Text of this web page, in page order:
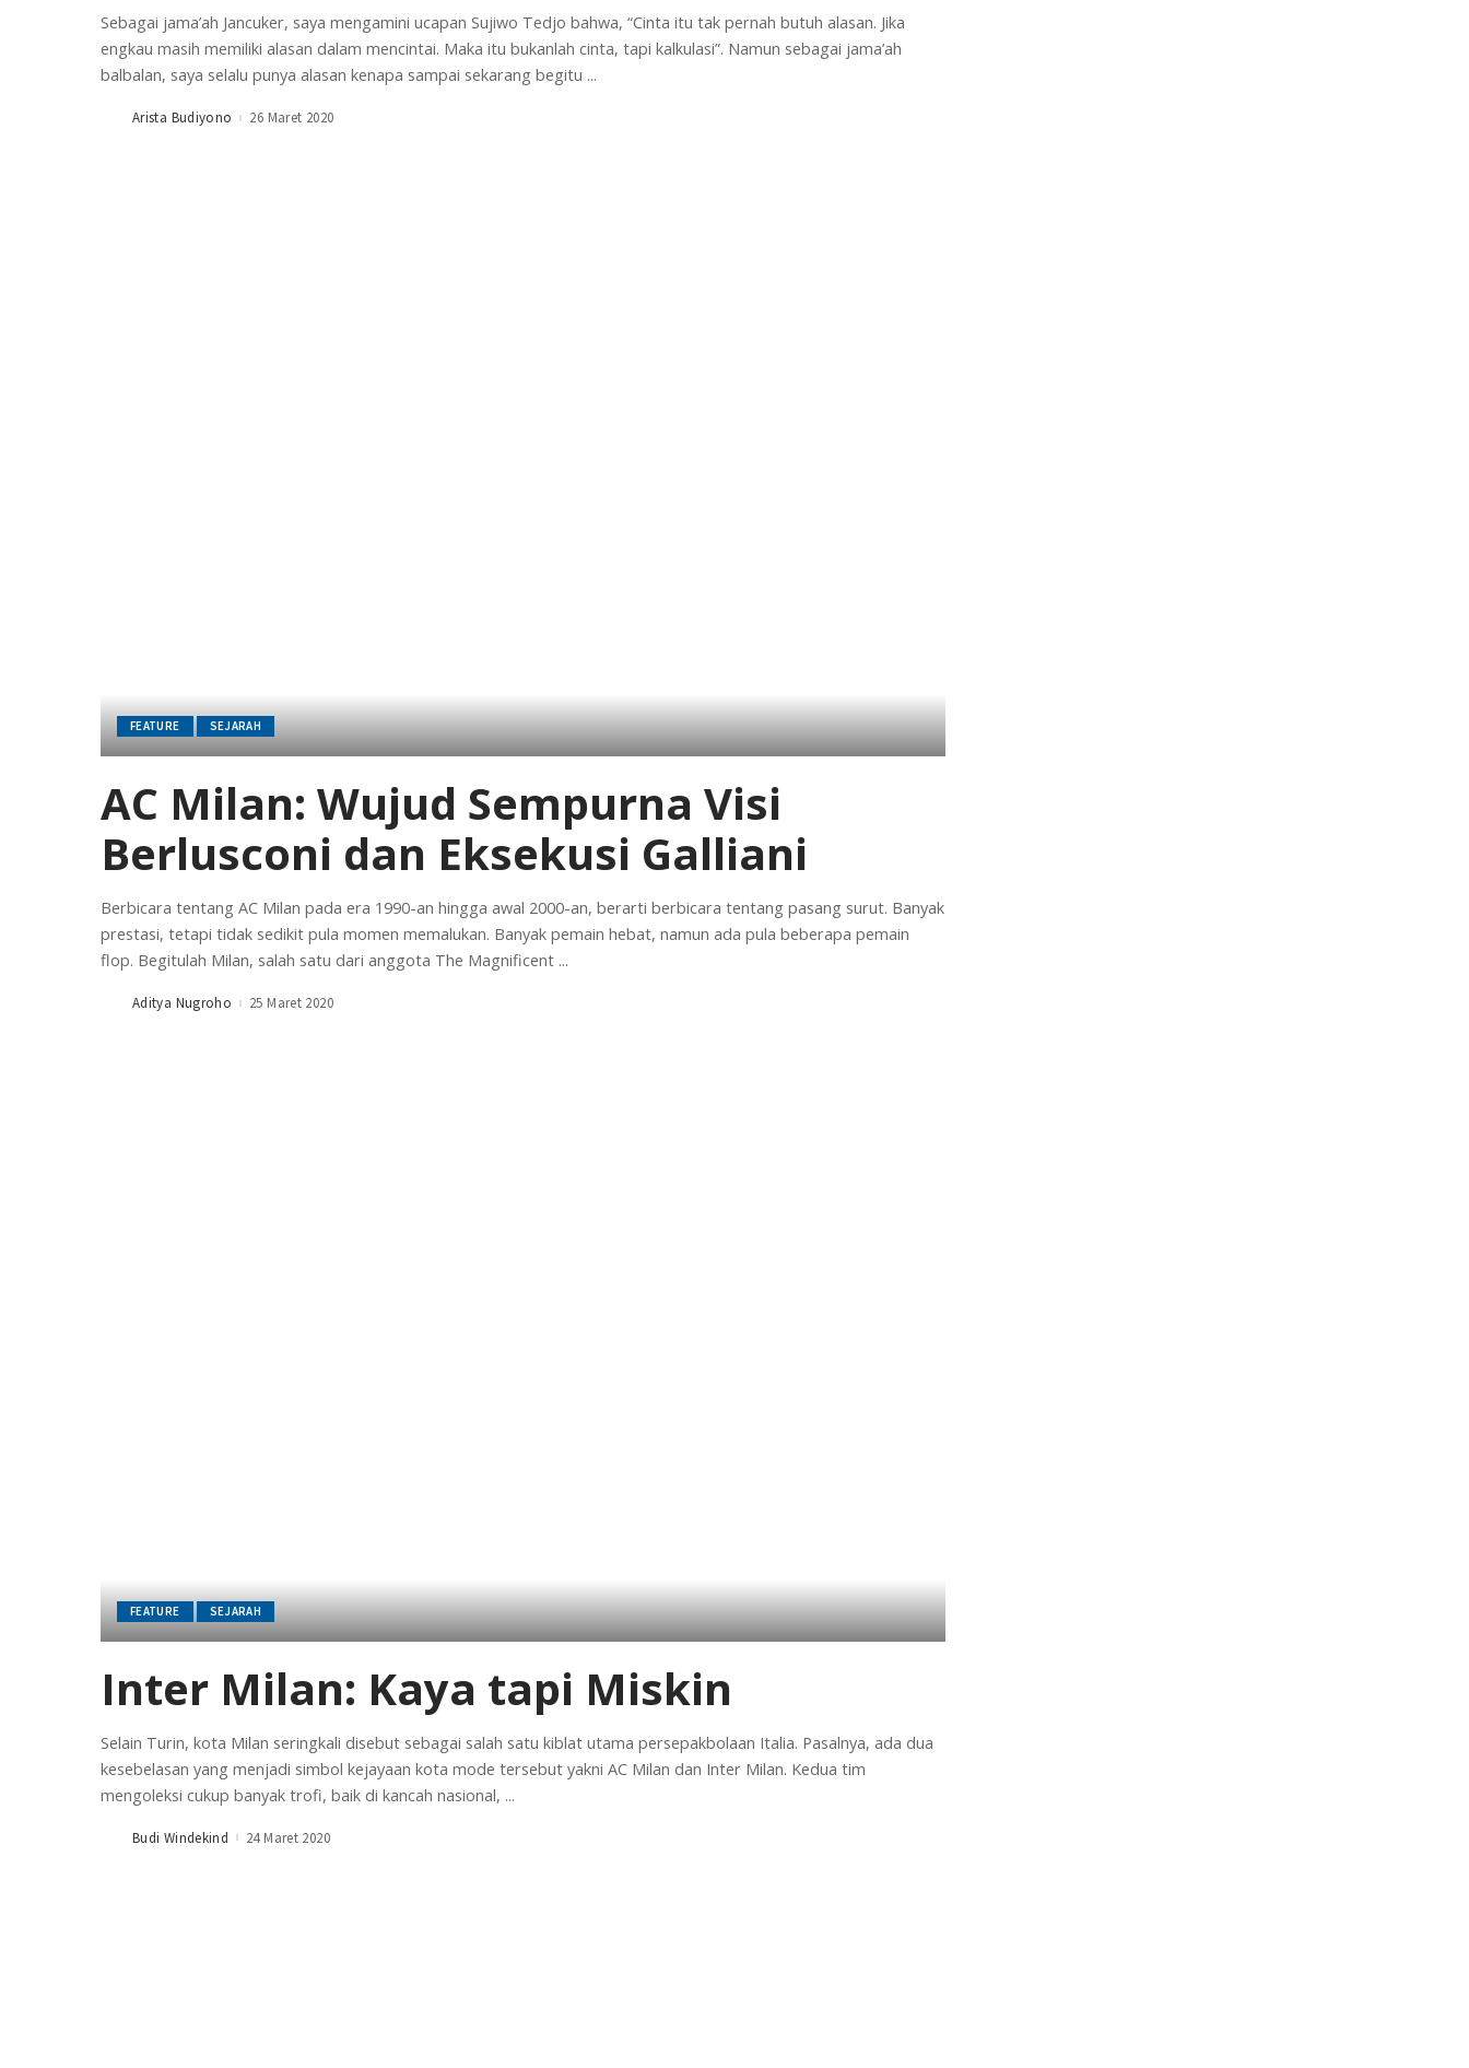
Sebagai jama’ah Jancuker, saya mengamini ucapan Sujiwo Tedjo bahwa, “Cinta itu tak pernah butuh alasan. Jika
engkau masih memiliki alasan dalam mencintai. Maka itu bukanlah cinta, tapi kalkulasi”. Namun sebagai jama’ah
balbalan, saya selalu punya alasan kenapa sampai sekarang begitu ...
PostedArista Budiyono 26 Maret 2020
FEATURE SEJARAH
AC Milan: Wujud Sempurna Visi
Berlusconi dan Eksekusi Galliani
Berbicara tentang AC Milan pada era 1990-an hingga awal 2000-an, berarti berbicara tentang pasang surut. Banyak
prestasi, tetapi tidak sedikit pula momen memalukan. Banyak pemain hebat, namun ada pula beberapa pemain
flop. Begitulah Milan, salah satu dari anggota The Magnificent ...
PostedAditya Nugroho 25 Maret 2020
FEATURE SEJARAH
Inter Milan: Kaya tapi Miskin
Selain Turin, kota Milan seringkali disebut sebagai salah satu kiblat utama persepakbolaan Italia. Pasalnya, ada dua
kesebelasan yang menjadi simbol kejayaan kota mode tersebut yakni AC Milan dan Inter Milan. Kedua tim
mengoleksi cukup banyak trofi, baik di kancah nasional, ...
PostedBudi Windekind 24 Maret 2020